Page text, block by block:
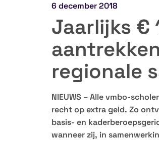
6 december 2018
Jaarlijks €
regionale
NIEUWS – Alle vmbo-
recht op extra geld. Zo
basis- en
wanneer zij, in